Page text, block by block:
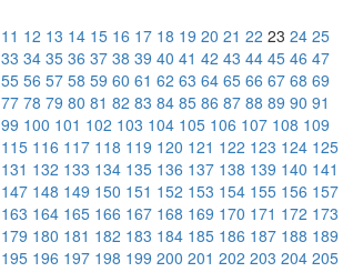
11 12 13 14 15 16 17 18 19 20 21 22 23 24 25
33 34 35 36 37 38 39 40 41 42 43 44 45 46 47
55 56 57 58 59 60 61 62 63 64 65 66 67 68 69
77 78 79 80 81 82 83 84 85 86 87 88 89 90 91
99 100 101 102 103 104 105 106 107 108 109
115 116 117 118 119 120 121 122 123 124 125
131 132 133 134 135 136 137 138 139 140 141
147 148 149 150 151 152 153 154 155 156 157
163 164 165 166 167 168 169 170 171 172 173
179 180 181 182 183 184 185 186 187 188 189
195 196 197 198 199 200 201 202 203 204 205